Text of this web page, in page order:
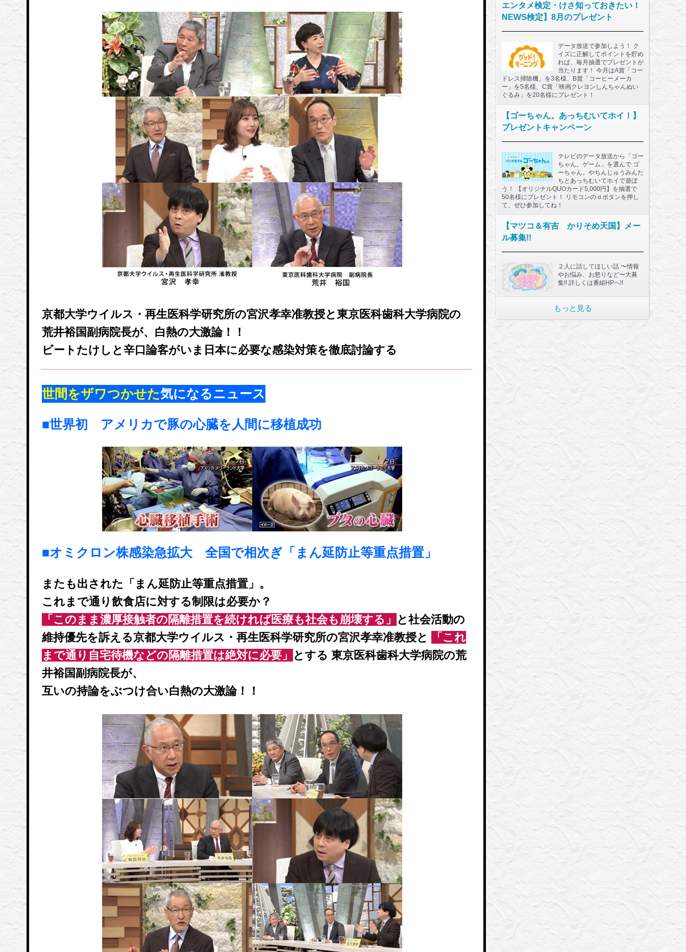
京都大学ウイルス・再生医科学研究所の宮沢孝幸准教授と東京医科歯科大学病院の
荒井裕国副病院長が、白熱の大激論！！
ビートたけしと辛口論客がいま日本に必要な感染対策を徹底討論する
世間をザワつかせた気になるニュース
■世界初 アメリカで豚の心臓を人間に移植成功
■オミクロン株感染急拡大 全国で相次ぎ「まん延防止等重点措置」
またも出された「まん延防止等重点措置」。
これまで通り飲食店に対する制限は必要か？
「このまま濃厚接触者の隔離措置を続ければ医療も社会も崩壊する」 と社会活動の
維持優先を訴える京都大学ウイルス・再生医科学研究所の宮沢孝幸准教授と
「これ
まで通り自宅待機などの隔離措置は絶対に必要」 とする 東京医科歯科大学病院の荒
井裕国副病院長が、
互いの持論をぶつけ合い白熱の大激論！！
エンタメ検定・けさ知っておきたい！
NEWS検定】8月のプレゼント
データ放送で参加しよう！ ク
イズに正解してポイントを貯め
れば、毎月抽選でプレゼントが
当たります！ 今月はA賞「コー
ドレス掃除機」を3名様、B賞「コーヒーメーカ
ー」を5名様、C賞「映画クレヨンしんちゃんぬい
ぐるみ」を20名様にプレゼント！
【ゴーちゃん。あっちむいてホイ！】
プレゼントキャンペーン
テレビのデータ放送から「ゴー
ちゃん。ゲーム」を選んで ゴ
ーちゃん。やちんじゅうみんた
ちとあっちむいてホイで遊ぼ
う！ 【オリジナルQUOカード5,000円】を抽選で
50名様にプレゼント！ リモコンのｄボタンを押し
て、ぜひ参加してね！
【マツコ＆有吉 かりそめ天国】メー
ル募集!!
２人に話してほしい話 〜情報
やお悩み、お怒りなど〜大募
集!! 詳しくは番組HPへ!!
もっと見る